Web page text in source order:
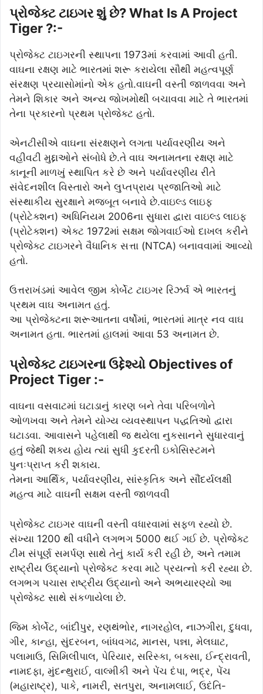
પ્રોજેક્ટ ટાઇગર શું છે? What Is A Project
Tiger ?:-
પ્રોજેક્ટ ટાઇગરની સ્થાપના 1973માં કરવામાં આવી હતી.
વાઘના રક્ષણ માટે ભારતમાં શરૂ કરાયેલા સૌથી મહત્વપૂર્ણ
સંરક્ષણ પ્રયાસોમાંનો એક હતો.વાઘની વસ્તી જાળવવા અને
તેમને શિકાર અને અન્ય જોખમોથી બચાવવા માટે તે ભારતમાં
તેના પ્રકારનો પ્રથમ પ્રોજેક્ટ હતો.
એનટીસીએ વાઘના સંરક્ષણને લગતા પર્યાવરણીય અને
વહીવટી મુદ્દાઓને સંબોધે છે.તે વાઘ અનામતના રક્ષણ માટે
કાનૂની માળખું સ્થાપિત કરે છે અને પર્યાવરણીય રીતે
સંવેદનશીલ વિસ્તારો અને લુપ્તપ્રાય પ્રજાતિઓ માટે
સંસ્થાકીય સુરક્ષાને મજબૂત બનાવે છે.વાઇલ્ડ લાઇફ
(પ્રોટેક્શન) અધિનિયમ 2006ના સુધારા દ્વારા વાઇલ્ડ લાઇફ
(પ્રોટેક્શન) એક્ટ 1972માં સક્ષમ જોગવાઈઓ દાખલ કરીને
પ્રોજેક્ટ ટાઇગરને વૈધાનિક સત્તા (NTCA) બનાવવામાં આવ્યો
હતો.
ઉત્તરાખંડમાં આવેલ જીમ કોર્બેટ ટાઇગર રિઝર્વ એ ભારતનું
પ્રથમ વાઘ અનામત હતું.
આ પ્રોજેક્ટના શરૂઆતના વર્ષોમાં, ભારતમાં માત્ર નવ વાઘ
અનામત હતા. ભારતમાં હાલમાં આવા 53 અનામત છે.
પ્રોજેક્ટ ટાઇગરના ઉદ્દેશ્યો Objectives of
Project Tiger :-
વાઘના વસવાટમાં ઘટાડાનું કારણ બને તેવા પરિબળોને
ઓળખવા અને તેમને યોગ્ય વ્યવસ્થાપન પદ્ધતિઓ દ્વારા
ઘટાડવા. આવાસને પહેલાથી જ થયેલા નુકસાનને સુધારવાનું
હતું જેથી શક્ય હોય ત્યાં સુધી કુદરતી ઇકોસિસ્ટમને
પુનઃપ્રાપ્ત કરી શકાય.
તેમના આર્થિક, પર્યાવરણીય, સાંસ્કૃતિક અને સૌંદર્યલક્ષી
મહત્વ માટે વાઘની સક્ષમ વસ્તી જાળવવી
પ્રોજેક્ટ ટાઇગર વાઘની વસ્તી વધારવામાં સફળ રહ્યો છે.
સંખ્યા 1200 થી વધીને લગભગ 5000 થઈ ગઈ છે. પ્રોજેક્ટ
ટીમ સંપૂર્ણ સમર્પણ સાથે તેનું કાર્ય કરી રહી છે, અને તમામ
રાષ્ટ્રીય ઉદ્યાનો પ્રોજેક્ટ કરવા માટે પ્રયત્નો કરી રહ્યા છે.
લગભગ પચાસ રાષ્ટ્રીય ઉદ્યાનો અને અભયારણ્યો આ
પ્રોજેક્ટ સાથે સંકળાયેલા છે.
જિમ કોર્બેટ, બાંદીપુર, રણથંભોર, નાગરહોલ, નાઝગીરા, દુધવા,
ગીર, કાન્હા, સુંદરબન, બાંધવગઢ, માનસ, પન્ના, મેલઘાટ,
પલામાઉ, સિમિલીપાલ, પેરિયાર, સરિસ્કા, બક્સા, ઈન્દ્રાવતી,
નામદફા, મુંદન્થુરાઈ, વાલ્મીકી અને પેંચ દંપા, ભદ્ર, પેંચ
(મહારાષ્ટ્ર), પાકે, નામરી, સતપુરા, અનામલાઈ, ઉદંતિ-